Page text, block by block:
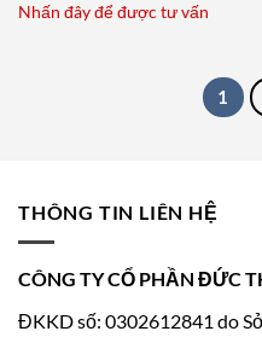
Nhấn đây để được tư vấn
1
THÔNG TIN LIÊN HỆ
CÔNG TY CỔ PHẦN ĐỨC
ĐKKD số: 0302612841 do